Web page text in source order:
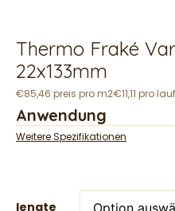
Thermo Fraké
22x133mm
€85,46 preis pro m2€11,11 pro
Anwendung
Weitere Spezifikationen
lengte